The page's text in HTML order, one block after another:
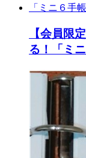
【会員限
る！「ミ